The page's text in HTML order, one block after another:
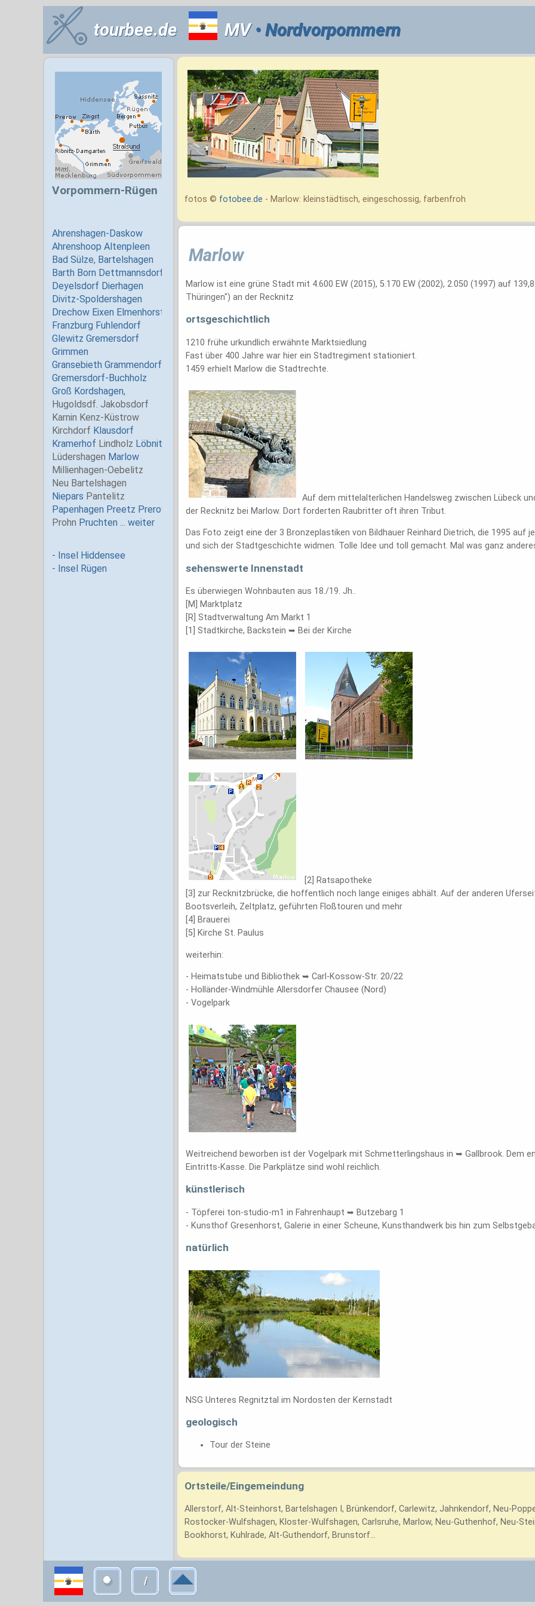
tourbee.de MV• Nordvorpommern
fotos © fotobee.de - Marlow: kleinstädtisch, eingeschossig, farbenfroh
Marlow
Marlow ist eine grüne Stadt mit 4.600 EW (2015), 5.170 EW (2002), 2.050 (1997) auf
Thüringen") an der Recknitz
ortsgeschichtlich
1210 frühe urkundlich erwähnte Marktsiedlung
Fast über 400 Jahre war hier ein Stadtregiment stationiert.
1459 erhielt Marlow die Stadtrechte.
Auf dem mittelalterlichen Handelsweg zwischen Lübeck
der Recknitz bei Marlow. Dort forderten Raubritter oft ihren Tribut.
Das Foto zeigt eine der 3 Bronzeplastiken von Bildhauer Reinhard Dietrich, die 1995 auf
und sich der Stadtgeschichte widmen. Tolle Idee und toll gemacht. Mal was ganz
sehenswerte Innenstadt
Es überwiegen Wohnbauten aus 18./19. Jh..
[M] Marktplatz
[R] Stadtverwaltung Am Markt 1
[1] Stadtkirche, Backstein ➥ Bei der Kirche
[2] Ratsapotheke
[3] zur Recknitzbrücke, die hoffentlich noch lange einiges abhält. Auf der anderen
Bootsverleih, Zeltplatz, geführten Floßtouren und mehr
[4] Brauerei
[5] Kirche St. Paulus
weiterhin:
- Heimatstube und Bibliothek ➥ Carl-Kossow-Str. 20/22
- Holländer-Windmühle Allersdorfer Chausee (Nord)
- Vogelpark
Weitreichend beworben ist der Vogelpark mit Schmetterlingshaus in ➥ Gallbrook. Dem
Eintritts-Kasse. Die Parkplätze sind wohl reichlich.
künstlerisch
- Töpferei ton-studio-m1 in Fahrenhaupt ➥ Butzebarg 1
- Kunsthof Gresenhorst, Galerie in einer Scheune, Kunsthandwerk bis hin zum
natürlich
NSG Unteres Regnitztal im Nordosten der Kernstadt
geologisch
Tour der Steine
Ortsteile/Eingemeindung
Allerstorf, Alt-Steinhorst, Bartelshagen I, Brünkendorf, Carlewitz, Jahnkendorf, Neu-
Rostocker-Wulfshagen, Kloster-Wulfshagen, Carlsruhe, Marlow, Neu-Guthenhof, Neu-
Bookhorst, Kuhlrade, Alt-Guthendorf, Brunstorf...